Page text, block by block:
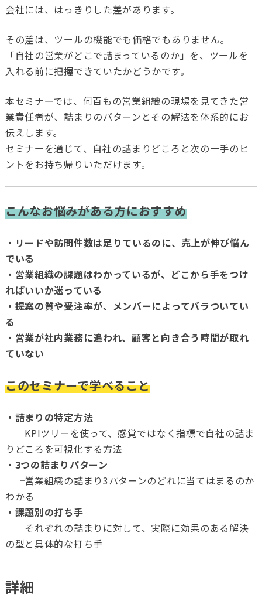
会社には、はっきりした差があります。
その差は、ツールの機能でも価格でもありません。
「自社の営業がどこで詰まっているのか」を、ツールを
入れる前に把握できていたかどうかです。
本セミナーでは、何百もの営業組織の現場を見てきた営
業責任者が、詰まりのパターンとその解法を体系的にお
伝えします。
セミナーを通じて、自社の詰まりどころと次の一手のヒ
ントをお持ち帰りいただけます。
こんなお悩みがある方におすすめ
・リードや訪問件数は足りているのに、売上が伸び悩ん
でいる
・営業組織の課題はわかっているが、どこから手をつけ
ればいいか迷っている
・提案の質や受注率が、メンバーによってバラついてい
る
・営業が社内業務に追われ、顧客と向き合う時間が取れ
ていない
このセミナーで学べること
・詰まりの特定方法
└KPIツリーを使って、感覚ではなく指標で自社の詰ま
りどころを可視化する方法
・3つの詰まりパターン
└営業組織の詰まり3パターンのどれに当てはまるのか
わかる
・課題別の打ち手
└それぞれの詰まりに対して、実際に効果のある解決
の型と具体的な打ち手
詳細